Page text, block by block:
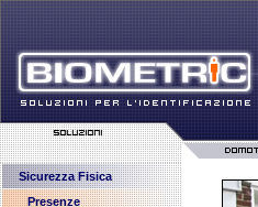
Sicurezza Fisica
Presenze